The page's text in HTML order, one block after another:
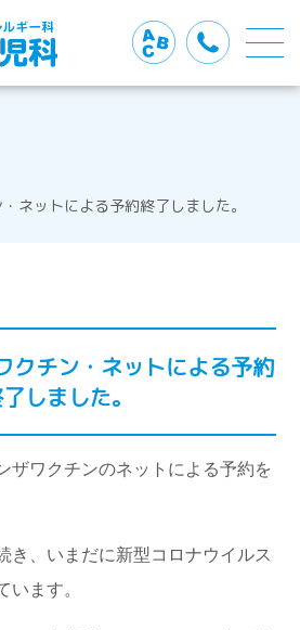
ネットによる予約終了しました。
クチン・ネットによる予約
しました。
ザワクチンのネットによる予約を
き、いまだに新型コロナウイルス
います。